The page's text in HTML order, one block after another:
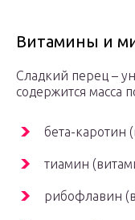
Витамины и
Сладкий перец –
содержится масса
бета-каротин
тиамин
рибофлавин